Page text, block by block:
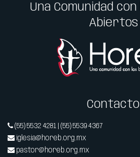
Una Comunidad
Abiertos
Contacto
(55) 5532 4281 | (55) 5539 4367
iglesia@horeb.org.mx
pastor@horeb.org.mx